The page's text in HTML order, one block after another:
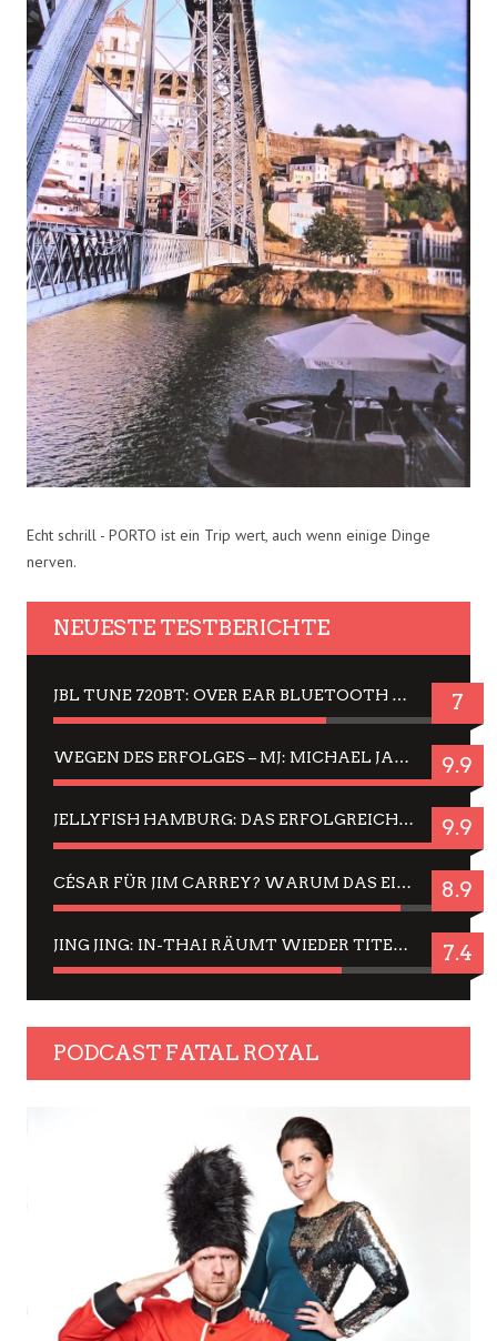
Echt schrill - PORTO ist ein Trip wert, auch wenn einige Dinge
nerven.
NEUESTE TESTBERICHTE
JBL TUNE 720BT: OVER EAR BLUETOOTH KOPFHÖRER UM DIE 50,-€ IM DAUER-TEST 7
WEGEN DES ERFOLGES – MJ: MICHAEL JACKSON MUSICAL IN EINER MATINEE SEHEN 9.9
JELLYFISH HAMBURG: DAS ERFOLGREICHE SOMMER-MENÜ 2025 IN GEFÜHLEN UND BILDERN 9.9
CÉSAR FÜR JIM CARREY? WARUM DAS EINER DER NERVIGSTEN ACTORS IST UND BLEIBT 8.9
JING JING: IN-THAI RÄUMT WIEDER TITEL AB – EIN ZWEI-STUNDEN-ERLEBNISBERICHT 7.4
PODCAST FATAL ROYAL